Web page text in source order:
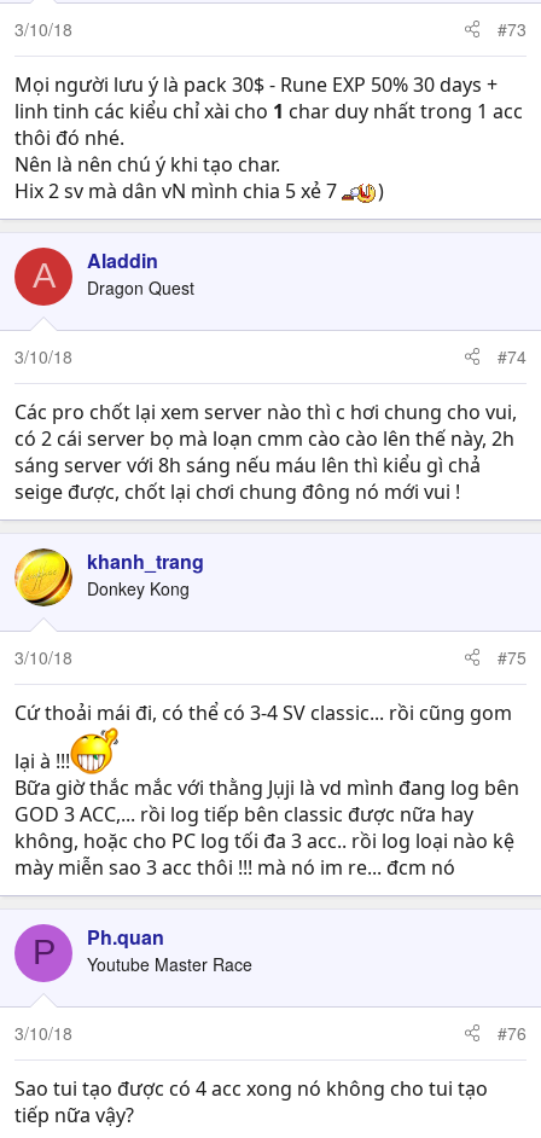
3/10/18 #73
Mọi người lưu ý là pack 30$ - Rune EXP 50% 30 days +
linh tinh các kiểu chỉ xài cho 1 char duy nhất trong 1 acc
thôi đó nhé.
Nên là nên chú ý khi tạo char.
Hix 2 sv mà dân vN mình chia 5 xẻ 7
)
A Aladdin
Dragon Quest
3/10/18 #74
Các pro chốt lại xem server nào thì c hơi chung cho vui,
có 2 cái server bọ mà loạn cmm cào cào lên thế này, 2h
sáng server với 8h sáng nếu máu lên thì kiểu gì chả
seige được, chốt lại chơi chung đông nó mới vui !
khanh_trang
Donkey Kong
3/10/18 #75
Cứ thoải mái đi, có thể có 3-4 SV classic... rồi cũng gom
lại à !!!
Bữa giờ thắc mắc với thằng Jụji là vd mình đang log bên
GOD 3 ACC,... rồi log tiếp bên classic được nữa hay
không, hoặc cho PC log tối đa 3 acc.. rồi log loại nào kệ
mày miễn sao 3 acc thôi !!! mà nó im re... đcm nó
P Ph.quan
Youtube Master Race
3/10/18 #76
Sao tui tạo được có 4 acc xong nó không cho tui tạo
tiếp nữa vậy?